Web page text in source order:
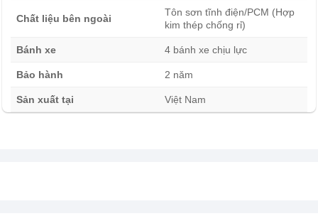
Chất liệu bên ngoài
Tôn sơn tĩnh điện/PCM (Hợp
kim thép chống rỉ)
Bánh xe 4 bánh xe chịu lực
Bảo hành 2 năm
Sản xuất tại Việt Nam